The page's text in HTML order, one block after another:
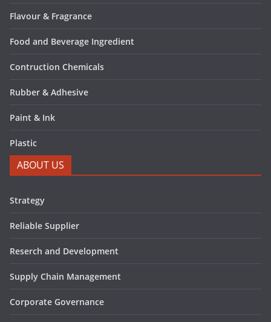
Flavour & Fragrance
Food and Beverage Ingredient
Contruction Chemicals
Rubber & Adhesive
Paint & Ink
Plastic
ABOUT US
Strategy
Reliable Supplier
Reserch and Development
Supply Chain Management
Corporate Governance